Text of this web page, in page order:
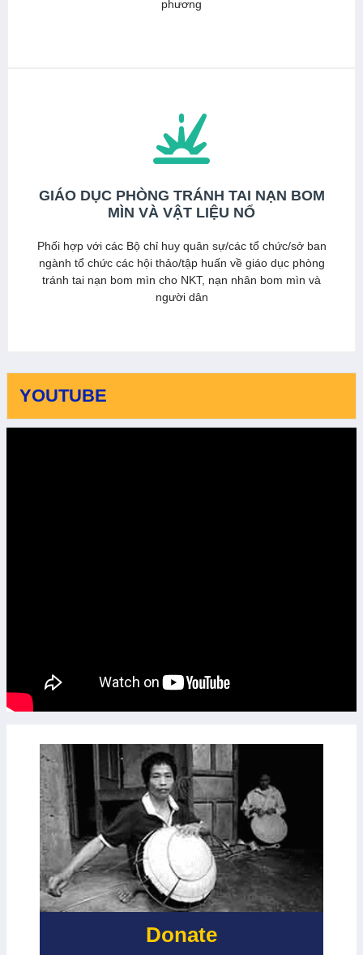
phương
GIÁO DỤC PHÒNG TRÁNH TAI NẠN BOM
MÌN VÀ VẬT LIỆU NỔ
Phối hợp với các Bộ chỉ huy quân sự/các tổ chức/sở ban
ngành tổ chức các hội thảo/tập huấn về giáo dục phòng
tránh tai nạn bom mìn cho NKT, nạn nhân bom mìn và
người dân
YOUTUBE
Donate